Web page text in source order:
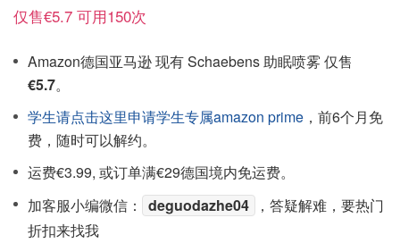
仅售€5.7 可用150次
Amazon德国亚马逊 现有 Schaebens 助眠喷雾 仅售
€5.7。
学生请点击这里申请学生专属amazon prime ，前6个月免
费，随时可以解约。
运费€3.99, 或订单满€29德国境内免运费。
加客服小编微信：
deguodazhe04
，答疑解难，要热门
折扣来找我